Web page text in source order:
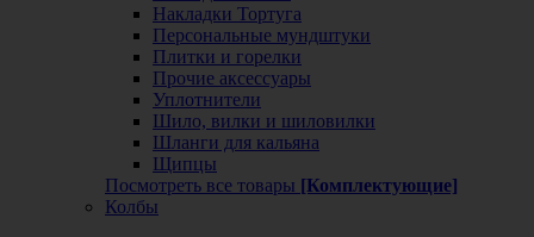
Накладки Тортуга
Персональные мундштуки
Плитки и горелки
Прочие аксессуары
Уплотнители
Шило, вилки и шиловилки
Шланги для кальяна
Щипцы
Посмотреть все товары [Комплектующие]
Колбы